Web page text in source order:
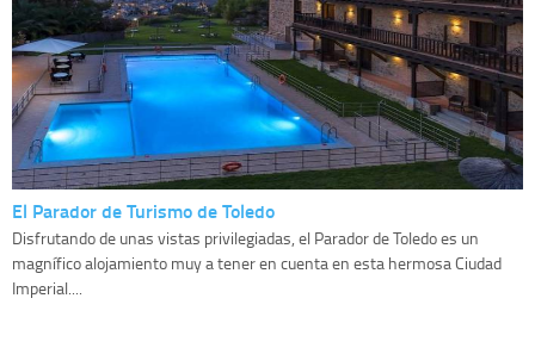
El Parador de Turismo de Toledo
Disfrutando de unas vistas privilegiadas, el Parador de Toledo es un
magnífico alojamiento muy a tener en cuenta en esta hermosa Ciudad
Imperial....